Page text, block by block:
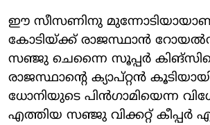
ഈ സീസണിനു
കോടിയ്ക്ക് രാജസ്ഥാൻ
സഞ്ജു ചെന്നൈ സൂപ്പർ
രാജസ്ഥാന്റെ ക്യാപ്റ്റൻ
ധോനിയുടെ പിൻ​ഗാമിയെന്ന
എത്തിയ സഞ്ജു വിക്കറ്റ് കീപ്പർ